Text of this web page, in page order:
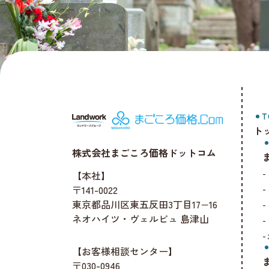
株式会社まごころ価格ドットコム
【本社】
〒141-0022
東京都品川区東五反田3丁目17−16
ネオハイツ・ヴェルビュ 島津山
【お客様相談センター】
〒030-0946
ト